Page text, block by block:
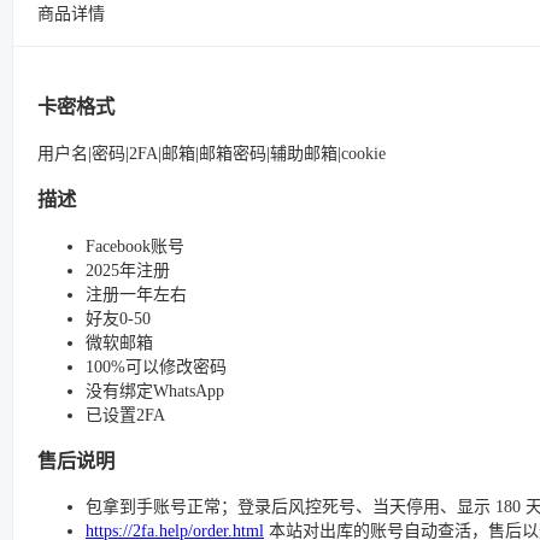
商品详情
卡密格式
用户名|密码|2FA|邮箱|邮箱密码|辅助邮箱|cookie
描述
Facebook账号
2025年注册
注册一年左右
好友0-50
微软邮箱
100%可以修改密码
没有绑定WhatsApp
已设置2FA
售后说明
包拿到手账号正常；登录后风控死号、当天停用、显示 180
https://2fa.help/order.html 本站对出库的账号自动查活，售后